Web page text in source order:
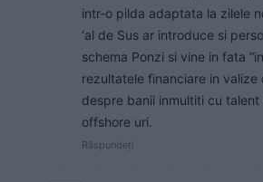
intr-o pilda adaptata la zilele
‘al de Sus ar introduce si
schema Ponzi si vine in fata
rezultatele financiare in valize
despre banii inmultiti cu talent
offshore uri.
Răspundeți